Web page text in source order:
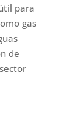
para
gas
de